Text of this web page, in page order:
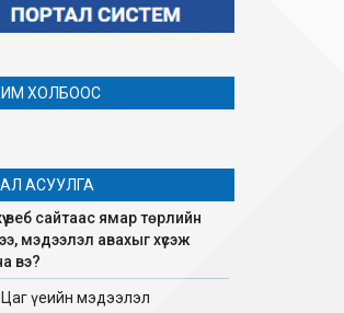
ХОЛБООС
АСУУЛГА
веб сайтаас ямар төрлийн
мэдээлэл авахыг хүсэж
вэ?
Цаг үеийн мэдээлэл